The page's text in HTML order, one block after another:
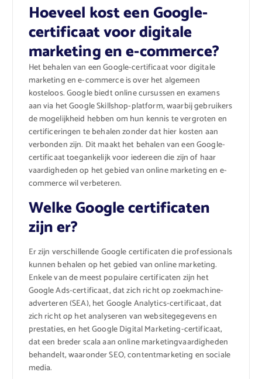
Hoeveel kost een Google-
certificaat voor digitale
marketing en e-commerce?
Het behalen van een Google-certificaat voor digitale
marketing en e-commerce is over het algemeen
kosteloos. Google biedt online cursussen en examens
aan via het Google Skillshop-platform, waarbij gebruikers
de mogelijkheid hebben om hun kennis te vergroten en
certificeringen te behalen zonder dat hier kosten aan
verbonden zijn. Dit maakt het behalen van een Google-
certificaat toegankelijk voor iedereen die zijn of haar
vaardigheden op het gebied van online marketing en e-
commerce wil verbeteren.
Welke Google certificaten
zijn er?
Er zijn verschillende Google certificaten die professionals
kunnen behalen op het gebied van online marketing.
Enkele van de meest populaire certificaten zijn het
Google Ads-certificaat, dat zich richt op zoekmachine-
adverteren (SEA), het Google Analytics-certificaat, dat
zich richt op het analyseren van websitegegevens en
prestaties, en het Google Digital Marketing-certificaat,
dat een breder scala aan online marketingvaardigheden
behandelt, waaronder SEO, contentmarketing en sociale
media.